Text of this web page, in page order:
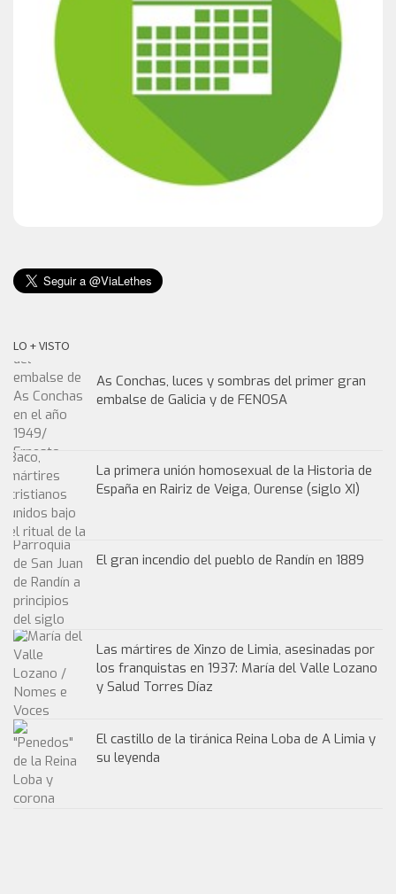
LO + VISTO
As Conchas, luces y sombras del primer gran
embalse de Galicia y de FENOSA
La primera unión homosexual de la Historia de
España en Rairiz de Veiga, Ourense (siglo XI)
El gran incendio del pueblo de Randín en 1889
Las mártires de Xinzo de Limia, asesinadas por
los franquistas en 1937: María del Valle Lozano
y Salud Torres Díaz
El castillo de la tiránica Reina Loba de A Limia y
su leyenda